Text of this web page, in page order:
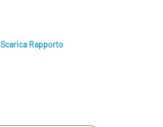
Scarica Rapporto